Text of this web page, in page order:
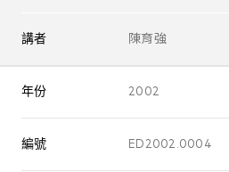
講者 陳育強
年份 2002
編號 ED2002.0004